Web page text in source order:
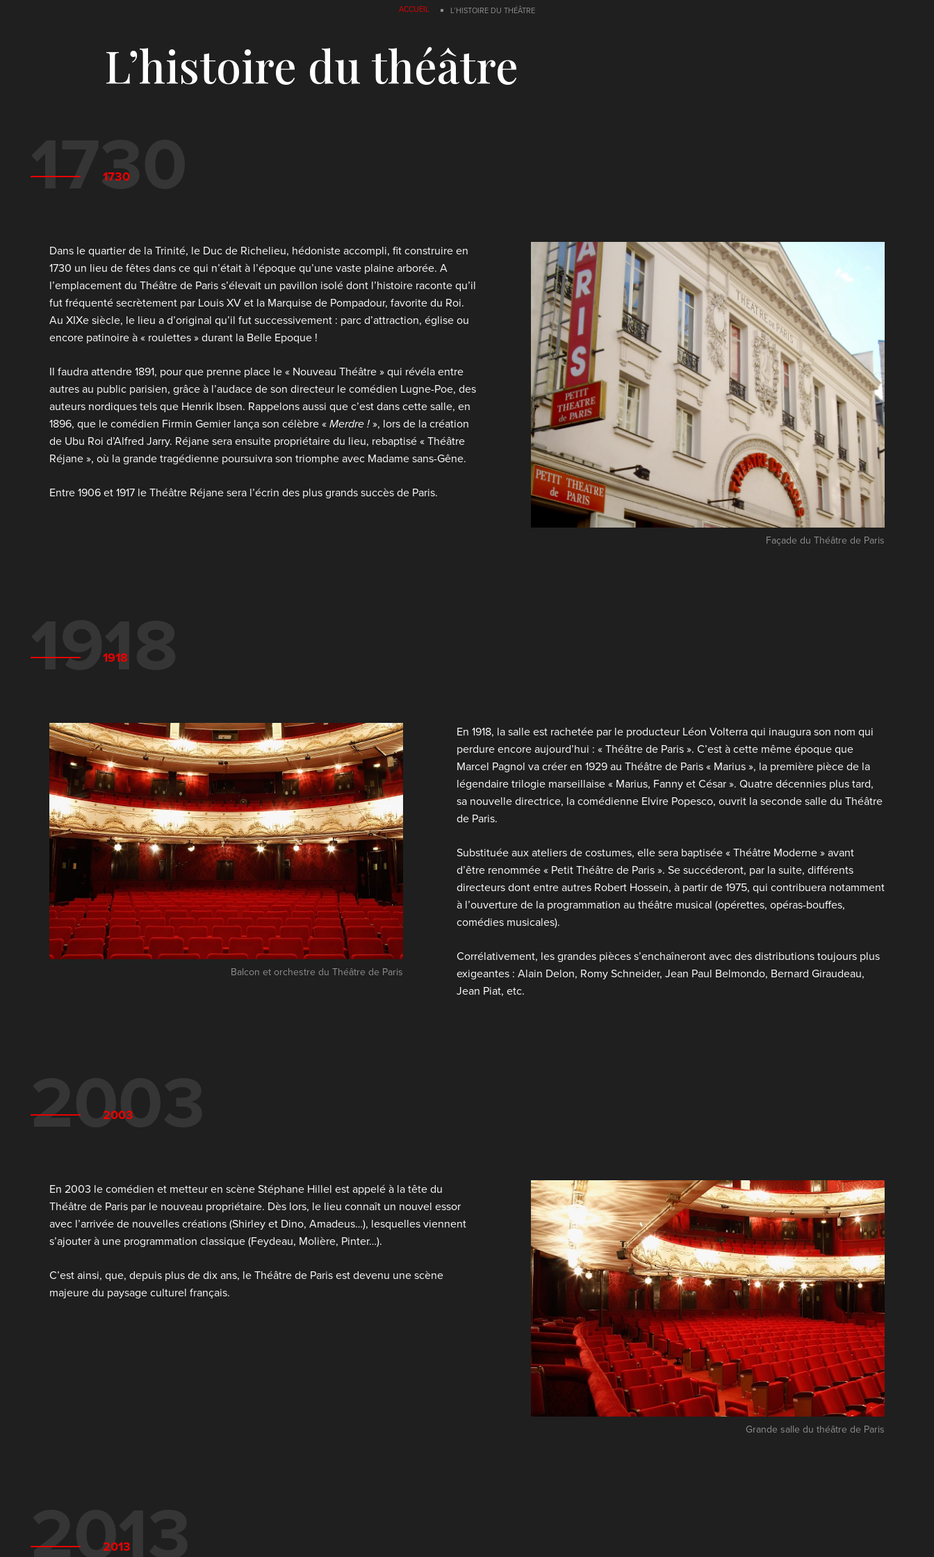
ACCUEIL L’HISTOIRE DU THÉÂTRE
L’histoire du théâtre
1730
1730
Dans le quartier de la Trinité, le Duc de Richelieu, hédoniste accompli, fit construire en
1730 un lieu de fêtes dans ce qui n’était à l’époque qu’une vaste plaine arborée. A
l’emplacement du Théâtre de Paris s’élevait un pavillon isolé dont l’histoire raconte qu’il
fut fréquenté secrètement par Louis XV et la Marquise de Pompadour, favorite du Roi.
Au XIXe siècle, le lieu a d’original qu’il fut successivement : parc d’attraction, église ou
encore patinoire à « roulettes » durant la Belle Epoque !
Il faudra attendre 1891, pour que prenne place le « Nouveau Théâtre » qui révéla entre
autres au public parisien, grâce à l’audace de son directeur le comédien Lugne-Poe, des
auteurs nordiques tels que Henrik Ibsen. Rappelons aussi que c’est dans cette salle, en
1896, que le comédien Firmin Gemier lança son célèbre «Merdre !», lors de la création
de Ubu Roi d’Alfred Jarry. Réjane sera ensuite propriétaire du lieu, rebaptisé « Théâtre
Réjane », où la grande tragédienne poursuivra son triomphe avec Madame sans-Gêne.
Entre 1906 et 1917 le Théâtre Réjane sera l’écrin des plus grands succès de Paris.
Façade du Théâtre de Paris
1918
1918
Balcon et orchestre du Théâtre de Paris
En 1918, la salle est rachetée par le producteur Léon Volterra qui inaugura son nom qui
perdure encore aujourd’hui : « Théâtre de Paris ». C’est à cette même époque que
Marcel Pagnol va créer en 1929 au Théâtre de Paris « Marius », la première pièce de la
légendaire trilogie marseillaise « Marius, Fanny et César ». Quatre décennies plus tard,
sa nouvelle directrice, la comédienne Elvire Popesco, ouvrit la seconde salle du Théâtre
de Paris.
Substituée aux ateliers de costumes, elle sera baptisée « Théâtre Moderne » avant
d’être renommée « Petit Théâtre de Paris ». Se succéderont, par la suite, différents
directeurs dont entre autres Robert Hossein, à partir de 1975, qui contribuera notamment
à l’ouverture de la programmation au théâtre musical (opérettes, opéras-bouffes,
comédies musicales).
Corrélativement, les grandes pièces s’enchaîneront avec des distributions toujours plus
exigeantes : Alain Delon, Romy Schneider, Jean Paul Belmondo, Bernard Giraudeau,
Jean Piat, etc.
2003
2003
En 2003 le comédien et metteur en scène Stéphane Hillel est appelé à la tête du
Théâtre de Paris par le nouveau propriétaire. Dès lors, le lieu connaît un nouvel essor
avec l’arrivée de nouvelles créations (Shirley et Dino, Amadeus…), lesquelles viennent
s’ajouter à une programmation classique (Feydeau, Molière, Pinter…).
C’est ainsi, que, depuis plus de dix ans, le Théâtre de Paris est devenu une scène
majeure du paysage culturel français.
Grande salle du théâtre de Paris
2013
2013